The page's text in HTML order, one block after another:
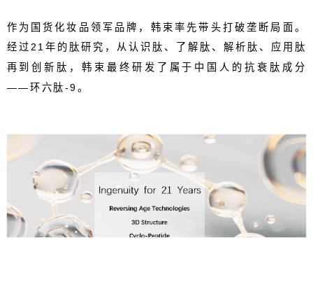
作为国货化妆品领军品牌，韩束率先带头打破垄断局面。
经过21年的肽研究，从认识肽、了解肽、解析肽、应用肽
再到创新肽，韩束最终研发了属于 中国人 的抗衰肽成分
——环六肽-9。